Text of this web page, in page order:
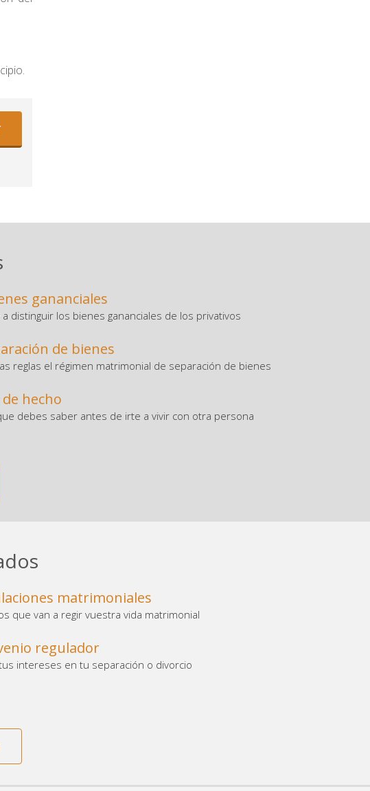
gananciales
distinguir los bienes gananciales de los privativos
de bienes
reglas el régimen matrimonial de separación de bienes
hecho
debes saber antes de irte a vivir con otra persona
matrimoniales
que van a regir vuestra vida matrimonial
regulador
intereses en tu separación o divorcio